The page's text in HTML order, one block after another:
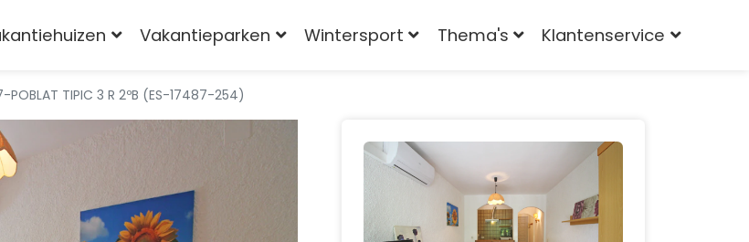
Vakantieparken Wintersport Thema's Klantenservice
POBLAT TIPIC 3 R 2ºB (ES-17487-254)